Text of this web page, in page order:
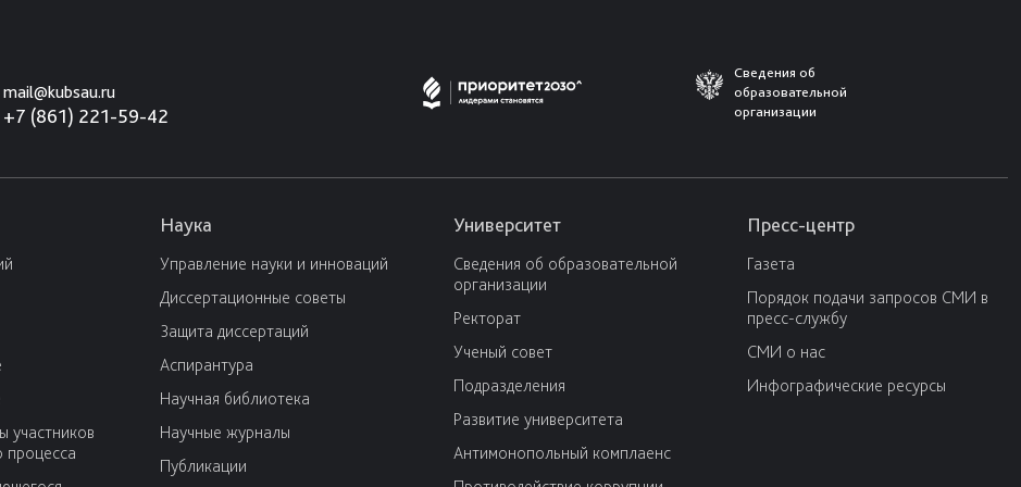
mail@kubsau.ru
+7 (861) 221-59-42
Сведения об
образовательной
организации
участников
процесса
Наука
Управление науки и инноваций
Диссертационные советы
Защита диссертаций
Аспирантура
Научная библиотека
Научные журналы
Публикации
Университет
Сведения об образовательной
организации
Ректорат
Ученый совет
Подразделения
Развитие университета
Антимонопольный комплаенс
Пресс-центр
Газета
Порядок подачи запросов СМИ в
пресс-службу
СМИ о нас
Инфографические ресурсы